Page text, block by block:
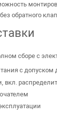
обратного
сборе с
с